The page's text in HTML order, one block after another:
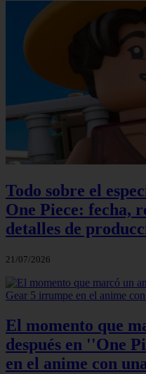
Todo sobre el
One Piece: fecha,
detalles de
21/07/2026
El momento que
después en ''One
en el anime con